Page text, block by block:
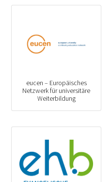
eucen – Europäisches
Netzwerk für universitäre
Weiterbildung